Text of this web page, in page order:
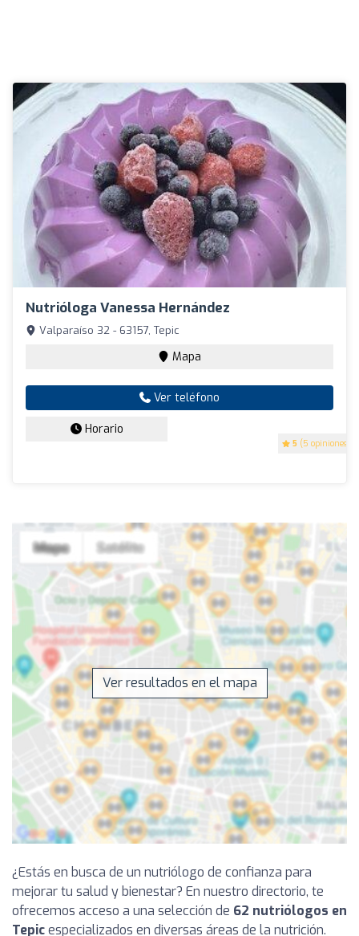
Nutrióloga Vanessa Hernández
5 (5 opiniones)
Valparaíso 32 - 63157, Tepic
Mapa
Ver teléfono
Horario
Ver resultados en el mapa
¿Estás en busca de un nutriólogo de confianza para
mejorar tu salud y bienestar? En nuestro directorio, te
ofrecemos acceso a una selección de 62 nutriólogos en
Tepicespecializados en diversas áreas de la nutrición.